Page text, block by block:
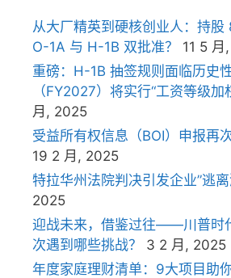
从大厂精英到硬核创业人：持股
O-1A 与 H-1B 双批准？
11 5
重磅：H-1B 抽签规则面临历史
（FY2027）将实行“工资等级加
月, 2025
受益所有权信息（BOI）申报再
19 2 月, 2025
特拉华州法院判决引发企业”逃离
2025
迎战未来，借鉴过往——川普时
次遇到哪些挑战？
3 2 月, 2025
年度家庭理财清单：9大项目助